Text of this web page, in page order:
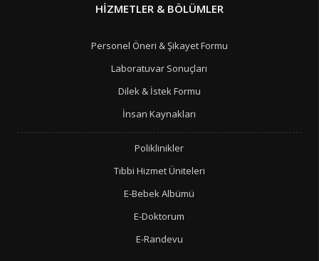
HIZMETLER & BÖLÜMLER
Personel Öneri & Şikayet Formu
Laboratuvar Sonuçları
Dilek & İstek Formu
İnsan Kaynakları
Poliklinikler
Tıbbi Hizmet Üniteleri
E-Bebek Albümü
E-Doktorum
E-Randevu